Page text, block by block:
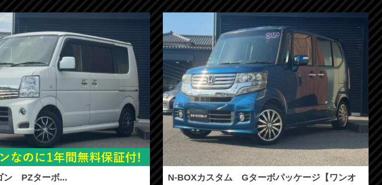
ン PZターボ...
N-BOXカスタム Gターボパッケージ【ワンオ